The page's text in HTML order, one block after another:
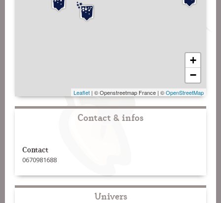
+
−
Leaflet | © Openstreetmap France | ©OpenStreetMap
Contact & infos
Contact
0670981688
Univers